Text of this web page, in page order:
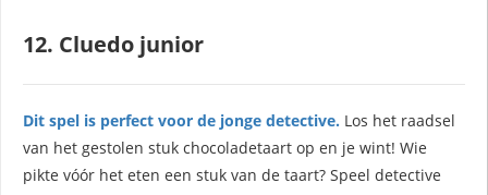
12. Cluedo junior
Dit spel is perfect voor de jonge detective. Los het raadsel
van het gestolen stuk chocoladetaart op en je wint! Wie
pikte vóór het eten een stuk van de taart? Speel detective